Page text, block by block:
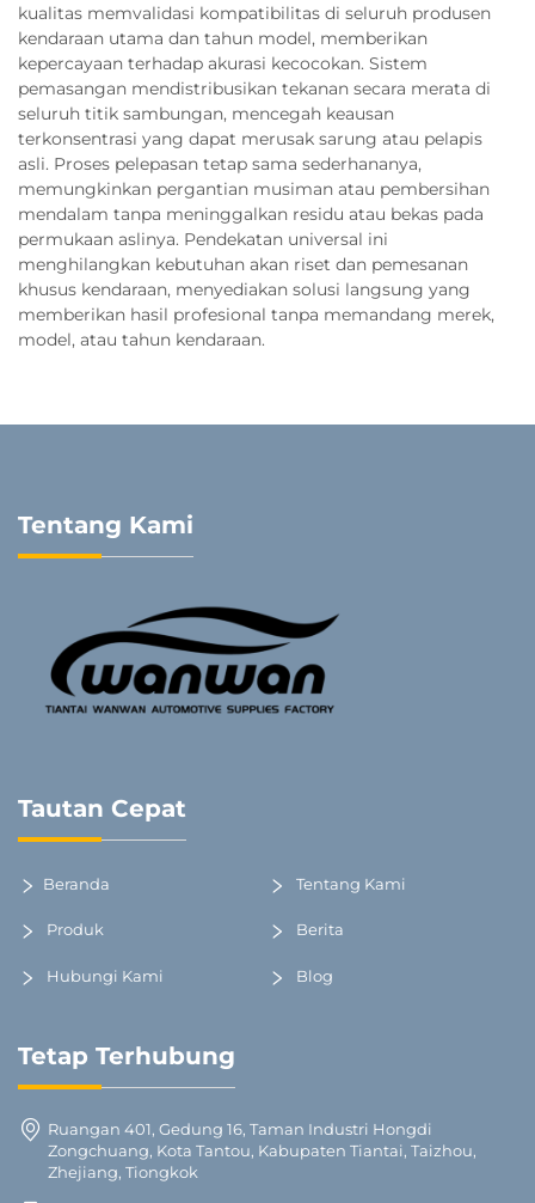
kualitas memvalidasi kompatibilitas di seluruh produsen
kendaraan utama dan tahun model, memberikan
kepercayaan terhadap akurasi kecocokan. Sistem
pemasangan mendistribusikan tekanan secara merata di
seluruh titik sambungan, mencegah keausan
terkonsentrasi yang dapat merusak sarung atau pelapis
asli. Proses pelepasan tetap sama sederhananya,
memungkinkan pergantian musiman atau pembersihan
mendalam tanpa meninggalkan residu atau bekas pada
permukaan aslinya. Pendekatan universal ini
menghilangkan kebutuhan akan riset dan pemesanan
khusus kendaraan, menyediakan solusi langsung yang
memberikan hasil profesional tanpa memandang merek,
model, atau tahun kendaraan.
Tentang Kami
Tautan Cepat
Beranda Tentang Kami
Produk Berita
Hubungi Kami Blog
Tetap Terhubung
Ruangan 401, Gedung 16, Taman Industri Hongdi
Zongchuang, Kota Tantou, Kabupaten Tiantai, Taizhou,
Zhejiang, Tiongkok